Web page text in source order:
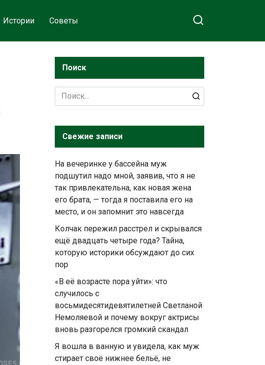
Истории Советы
Поиск
Search
for:
Свежие записи
На вечеринке у бассейна муж
подшутил надо мной, заявив, что я не
так привлекательна, как новая жена
его брата, — тогда я поставила его на
место, и он запомнит это навсегда
Колчак пережил расстрел и скрывался
ещё двадцать четыре года? Тайна,
которую историки обсуждают до сих
пор
«В её возрасте пора уйти»: что
случилось с
восьмидесятидевятилетней Светланой
Немоляевой и почему вокруг актрисы
вновь разгорелся громкий скандал
Я вошла в ванную и увидела, как муж
стирает своё нижнее бельё, не